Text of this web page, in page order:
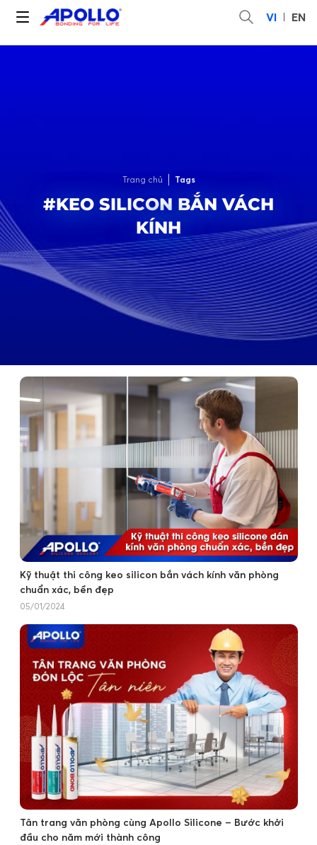
VI EN
Trang chủ Tags
#KEO SILICON BẮN VÁCH
KÍNH
Kỹ thuật thi công keo silicon bắn vách kính văn phòng
chuẩn xác, bền đẹp
05/01/2024
Tân trang văn phòng cùng Apollo Silicone – Bước khởi
đầu cho năm mới thành công